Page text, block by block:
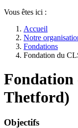
Vous êtes ici :
Accueil
Notre
Fondations
Fondation du
Fondation
Thetford)
Objectifs